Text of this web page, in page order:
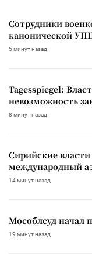
Сотрудники
канонической
5 минут назад
Tagesspiegel:
невозможность
8 минут назад
Сирийские
международный
14 минут назад
Мособлсуд начал
19 минут назад